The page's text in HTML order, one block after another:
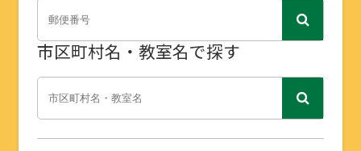
市区町村名・教室名で探す